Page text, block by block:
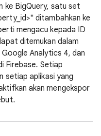
ke BigQuery, satu set
ditambahkan ke
mengacu kepada ID
ditemukan dalam
Analytics 4, dan
Firebase. Setiap
setiap aplikasi yang
akan mengekspor